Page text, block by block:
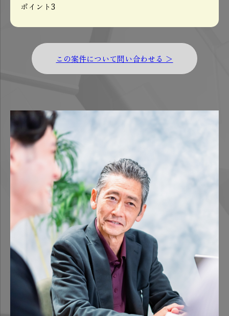
ポイント3
この案件について問い合わせる ＞